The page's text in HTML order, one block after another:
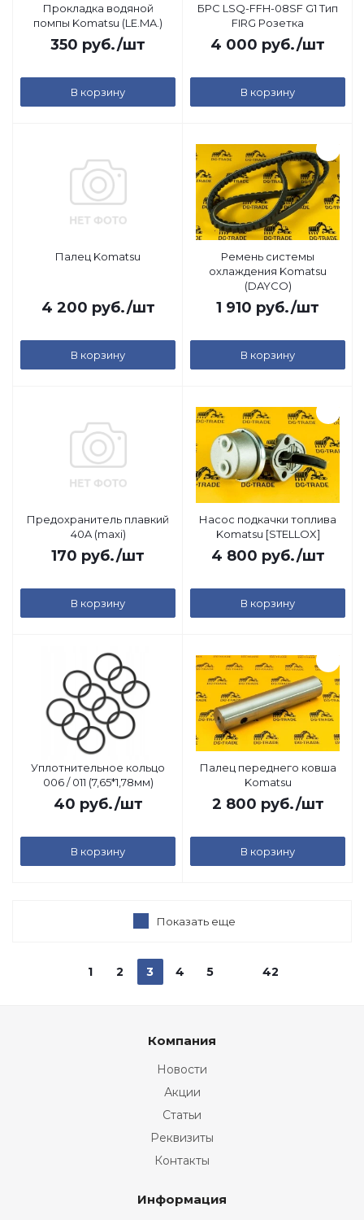
Прокладка водяной
помпы Komatsu (LE.MA.)
350 руб./шт
В корзину
БРС LSQ-FFH-08SF G1 Тип
FIRG Розетка
4 000 руб./шт
В корзину
Палец Komatsu
4 200 руб./шт
В корзину
Ремень системы
охлаждения Komatsu
(DAYCO)
1 910 руб./шт
В корзину
Предохранитель плавкий
40A (maxi)
170 руб./шт
В корзину
Насос подкачки топлива
Komatsu [STELLOX]
4 800 руб./шт
В корзину
Уплотнительное кольцо
006 / 011 (7,65*1,78мм)
40 руб./шт
В корзину
Палец переднего ковша
Komatsu
2 800 руб./шт
В корзину
Показать еще
1 2 3 4 5 42
Компания
Новости
Акции
Статьи
Реквизиты
Контакты
Информация